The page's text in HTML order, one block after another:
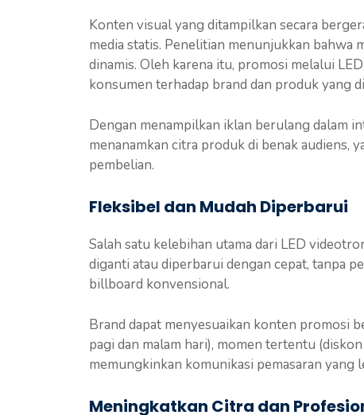
Konten visual yang ditampilkan secara
media statis. Penelitian menunjukkan bahwa
dinamis. Oleh karena itu, promosi melalui
konsumen terhadap brand dan produk yang
Dengan menampilkan iklan berulang dalam
menanamkan citra produk di benak audiens,
pembelian.
Fleksibel dan Mudah Diperbarui
Salah satu kelebihan utama dari LED
diganti atau diperbarui dengan cepat, tanpa
billboard konvensional.
Brand dapat menyesuaikan konten promosi
pagi dan malam hari), momen tertentu
memungkinkan komunikasi pemasaran yang
Meningkatkan Citra dan